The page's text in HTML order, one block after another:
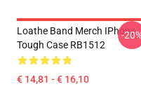
Loathe Band Merch IPhone
Tough Case RB1512
€ 14,81 - € 16,10
-